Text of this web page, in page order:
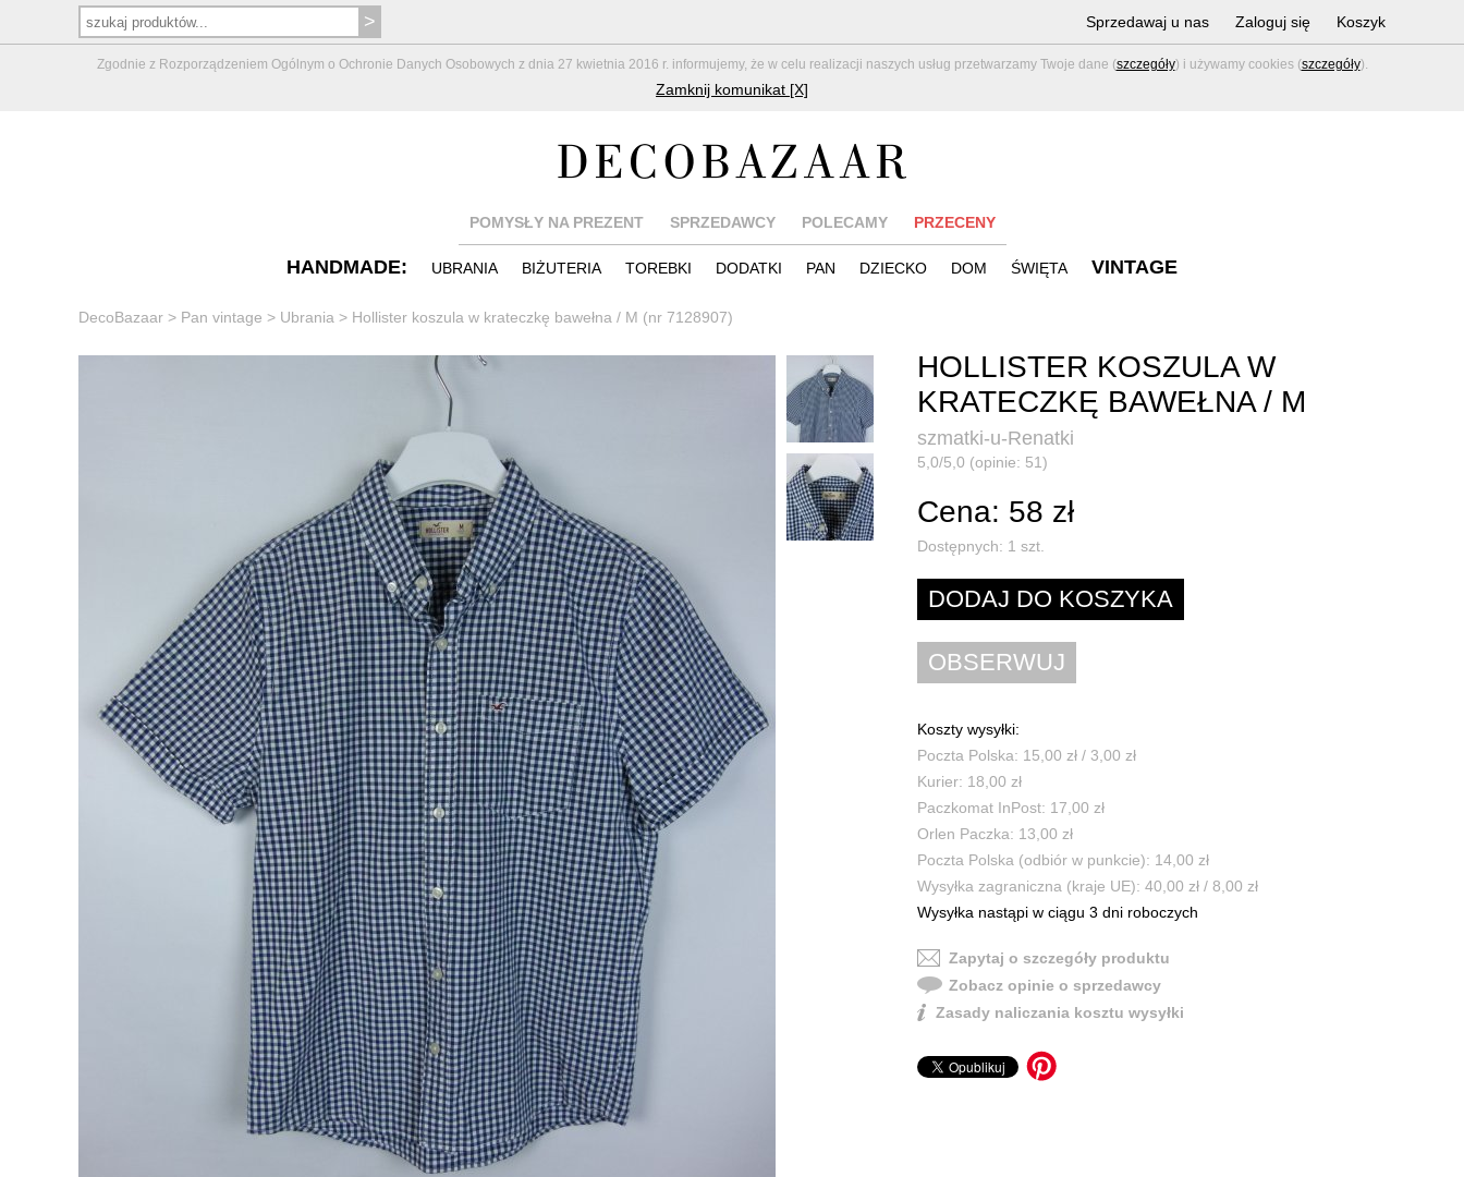
Zgodnie z Rozporządzeniem Ogólnym o Ochronie Danych Osobowych z dnia 27 kwietnia 2016 r. informujemy, że w celu realizacji naszych usług przetwarzamy Twoje dane (szczegóły) i używamy cookies (szczegóły).
Zamknij komunikat [X]
Sprzedawaj u nas Zaloguj się Koszyk
POMYSŁY NA PREZENT SPRZEDAWCY POLECAMY PRZECENY
HANDMADE: UBRANIA BIŻUTERIA TOREBKI DODATKI PAN DZIECKO DOM ŚWIĘTA VINTAGE
DecoBazaar > Pan vintage > Ubrania > Hollister koszula w krateczkę bawełna / M (nr 7128907)
HOLLISTER KOSZULA W
KRATECZKĘ BAWEŁNA / M
szmatki-u-Renatki
5,0/5,0 (opinie: 51)
Cena: 58 zł
Dostępnych: 1 szt.
Koszty wysyłki:
Poczta Polska: 15,00 zł / 3,00 zł
Kurier: 18,00 zł
Paczkomat InPost: 17,00 zł
Orlen Paczka: 13,00 zł
Poczta Polska (odbiór w punkcie): 14,00 zł
Wysyłka zagraniczna (kraje UE): 40,00 zł / 8,00 zł
Wysyłka nastąpi w ciągu 3 dni roboczych
Zapytaj o szczegóły produktu
Zobacz opinie o sprzedawcy
Zasady naliczania kosztu wysyłki